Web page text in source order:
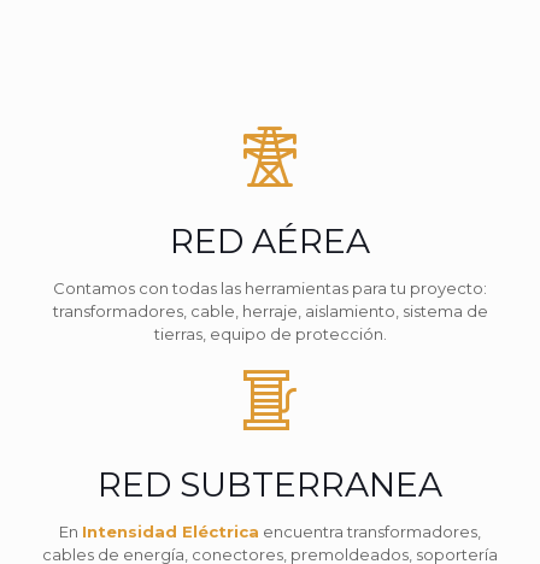
RED AÉREA
Contamos con todas las herramientas para tu proyecto:
transformadores, cable, herraje, aislamiento, sistema de
tierras, equipo de protección.
RED SUBTERRANEA
En Intensidad Eléctrica encuentra transformadores,
cables de energía, conectores, premoldeados, soportería